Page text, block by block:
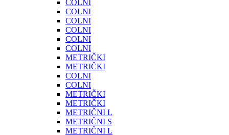
COLNI
COLNI
COLNI
COLNI
COLNI
COLNI
METRIČKI
METRIČKI
COLNI
COLNI
METRIČKI
METRIČKI
METRIČNI L
METRIČNI S
METRIČNI L